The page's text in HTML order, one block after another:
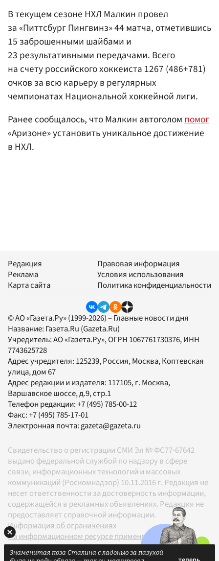
В текущем сезоне НХЛ Малкин провел
за «Питтсбург Пингвинз» 44 матча, отметившись
15 заброшенными шайбами и
23 результативными передачами. Всего
на счету российского хоккеиста 1267 (486+781)
очков за всю карьеру в регулярных
чемпионатах Национальной хоккейной лиги.
Ранее сообщалось, что Малкин автоголомпомог
«Аризоне» установить уникальное достижение
в НХЛ.
Редакция
Реклама
Карта сайта
Правовая информация
Условия использования
Политика конфиденциальности
© АО «Газета.Ру» (1999-2026) – Главные новости дня
Название: Газета.Ru (Gazeta.Ru)
Учредитель:АО «Газета.Ру», ОГРН 1067761730376, ИНН
7743625728
Адрес учредителя: 125239, Россия, Москва, Коптевская
улица, дом 67
Адрес редакции и издателя: 117105, г. Москва,
Варшавское шоссе, д.9, стр.1
Телефон редакции:+7 (495) 785-00-12
Факс:+7 (495) 785-17-01
Электронная почта: gazeta@gazeta.ru
Свидетельство о регистрации СМИ Эл № ФС77-67642
выдано федеральной службой по надзору в сфере
связи, информационных технологий и массовых
коммуникаций (Роскомнадзор) 10.11.2016 г. Редакция не
несет ответственности за достоверность информации,
содержащейся в рекламных объявлениях. Редакция не
предоставляет справочной информации.
Информация об ограничениях
На информационном ресурсе применяются
рекомендательные технологии в соответствии с
Правилами
Знаменитая поза Сталина с ладонью за пазухой